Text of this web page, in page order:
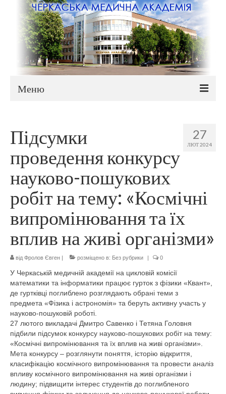
Меню
Приймальна комісія
ВСТУП 2026
ПЛАТА ЗА НАВЧАННЯ
Плата за навчання 2026-2027
Плата за навчання 2025-2026
ОБСЯГИ РЕГІОНАЛЬНОГО ЗАМОВЛЕННЯ
АРХІВ ВСТУПУ 2025
АРХІВ ВСТУПУ 2024
Діяльність академії
Про Черкаську медичну академію
Керівництво
Вчена рада академії
Наглядова рада
27
ЛЮТ 2024
Підсумки
проведення конкурсу
науково-пошукових
робіт на тему: «Космічні
випромінювання та їх
вплив на живі організми»
від Фролов Євген | розміщено в: Без рубрики | 0
У Черкаській медичній академії на цикловій комісії
математики та інформатики працює гурток з фізики «Квант»,
де гуртківці поглиблено розглядають обрані теми з
предмета «Фізика і астрономія» та беруть активну участь у
науково-пошуковій роботі.
27 лютого викладачі Дмитро Савенко і Тетяна Головня
підбили підсумок конкурсу науково-пошукових робіт на тему:
«Космічні випромінювання та їх вплив на живі організми».
Мета конкурсу – розглянути поняття, історію відкриття,
класифікацію космічного випромінювання та провести аналіз
впливу космічного випромінювання на живі організми і
людину; підвищити інтерес студентів до поглибленого